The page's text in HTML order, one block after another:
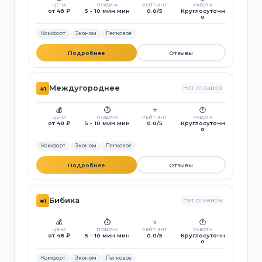
ЦЕНА
от 48 ₽
ПОДАЧА
5 - 10 мин мин
РЕЙТИНГ
0.0/5
РАБОТА
Круглосуточн
о
Комфорт Эконом Легковое
Подробнее Отзывы
#1 Междугороднее Нет отзывов
💰
ЦЕНА
от 48 ₽
⏱️
ПОДАЧА
5 - 10 мин мин
⭐
РЕЙТИНГ
0.0/5
🕐
РАБОТА
Круглосуточн
о
Комфорт Эконом Легковое
Подробнее Отзывы
#1 Бибика Нет отзывов
💰
ЦЕНА
от 48 ₽
⏱️
ПОДАЧА
5 - 10 мин мин
⭐
РЕЙТИНГ
0.0/5
🕐
РАБОТА
Круглосуточн
о
Комфорт Эконом Легковое